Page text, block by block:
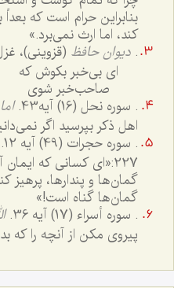
بنابراين حرام است که بعداً
کند، اما ارث نمی‌برد.»
. دیوان حافظ (قزوینی)، غزل
ای بی‌خبر بکوش که
صاحب‌خبر شوی
. سوره نحل (16) آیه43.
اهل ذکر بپرسید اگر
. سوره حجرات (49) آیه 12.
227:«اى کسانى که ايمان
گمان‌ها و پندارها، پرهيز
گمان‌ها گناه است!»
. سوره أسراء (17) آیه 36.
پیروی مکن از آنچه را که